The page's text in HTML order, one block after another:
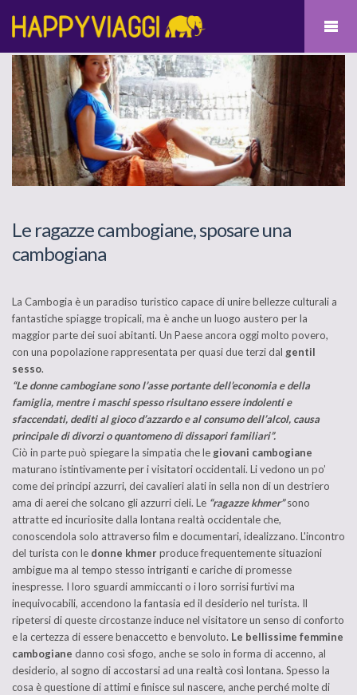
Le ragazze cambogiane, sposare una
cambogiana
La Cambogia è un paradiso turistico capace di unire bellezze culturali a
fantastiche spiagge tropicali, ma è anche un luogo austero per la
maggior parte dei suoi abitanti. Un Paese ancora oggi molto povero,
con una popolazione rappresentata per quasi due terzi dal gentil
sesso.
“Le donne cambogiane sono l’asse portante dell’economia e della
famiglia, mentre i maschi spesso risultano essere indolenti e
sfaccendati, dediti al gioco d’azzardo e al consumo dell’alcol, causa
principale di divorzi o quantomeno di dissapori familiari”.
Ciò in parte può spiegare la simpatia che legiovani cambogiane
maturano istintivamente per i visitatori occidentali. Li vedono un po’
come dei principi azzurri, dei cavalieri alati in sella non di un destriero
ama di aerei che solcano gli azzurri cieli. Le “ragazze khmer”sono
attratte ed incuriosite dalla lontana realtà occidentale che,
conoscendola solo attraverso film e documentari, idealizzano. L'incontro
del turista con le donne khmerproduce frequentemente situazioni
ambigue ma al tempo stesso intriganti e cariche di promesse
inespresse. I loro sguardi ammiccanti o i loro sorrisi furtivi ma
inequivocabili, accendono la fantasia ed il desiderio nel turista. Il
ripetersi di queste circostanze induce nel visitatore un senso di conforto
e la certezza di essere benaccetto e benvoluto. Le bellissime femmine
cambogiane danno così sfogo, anche se solo in forma di accenno, al
desiderio, al sogno di accostarsi ad una realtà così lontana. Spesso la
cosa è questione di attimi e finisce sul nascere, anche perché molte di